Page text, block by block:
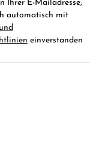
Ihrer E-Mailadresse,
automatisch mit
einverstanden